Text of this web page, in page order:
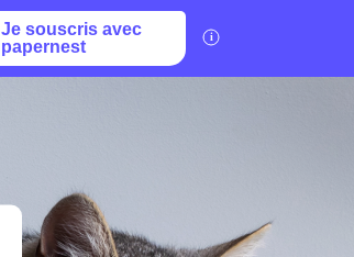
Je souscris avec
papernest